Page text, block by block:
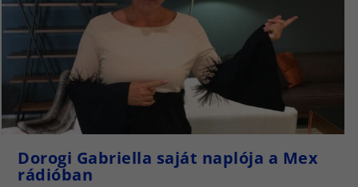
Dorogi Gabriella saját naplója a Mex
rádióban